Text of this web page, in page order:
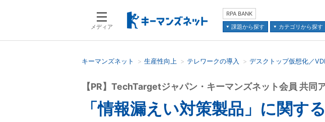
メディア
RPA BANK
課題から探す
カテゴリから探す
キーマンズネット 生産性向上 テレワークの導入 デスクトップ仮想化／
「情報漏えい対策製品」に関す
【PR】TechTargetジャパン・キーマンズネット会員 共同